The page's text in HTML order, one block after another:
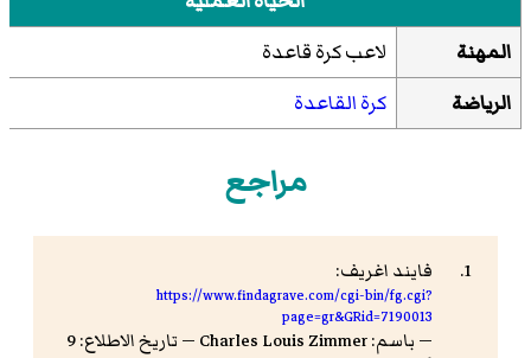
المهنة
لاعب كرة قاعدة
الرياضة
كرة القاعدة
مراجع
فايند اغريف:
https://www.findagrave.com/cgi-bin/fg.cgi?
page=gr&GRid=7190013
— باسم: Charles Louis Zimmer — تاريخ الاطلاع: 9